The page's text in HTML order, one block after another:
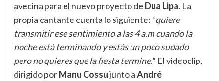
avecina para el nuevo proyecto de Dua Lipa. La
propia cantante cuenta lo siguiente: “quiere
transmitir ese sentimiento a las 4 a.m cuando la
noche está terminando y estás un poco sudado
pero no quieres que la fiesta termine.” El videoclip,
dirigido porManu Cossujunto aAndré